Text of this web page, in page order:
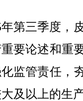
年第三季度，
要论述和重
监管责任，
及以上的生